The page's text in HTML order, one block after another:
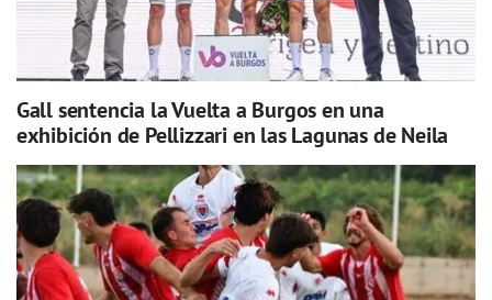
Gall sentencia la Vuelta a Burgos en una
exhibición de Pellizzari en las Lagunas de Neila